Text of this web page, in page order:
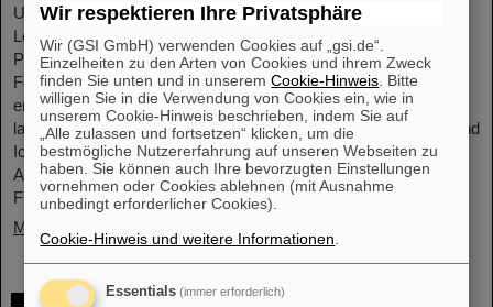
Unter Führung von Professorin María Eugenia Toimil-Molares,
Leiterin der Abteilung Materialforschung von GSI/FAIR und
Professorin an der Technischen Universität Darmstadt, hat ein
Forschungsteam neuartige Oberflächen aus Goldnanodrähten
entwickelt, deren Benetzungsverhalten sich gezielt steuern
lassen. Diese Materialien, hergestellt durch Elektrodeposition und
Ionenspur-Nanotechnologie, eröffnen neue Perspektiven für
Anwendungen in mikrofluidischen Geräten, im
Flüssigkeitstransport und in der…
Mehr »
Von der Raumstation ins Forschungslabor:
Wir respektieren Ihre Privatsphäre
Wir (GSI GmbH) verwenden Cookies auf „gsi.de“.
Einzelheiten zu den Arten von Cookies und ihrem Zweck
finden Sie unten und in unseremCookie-Hinweis . Bitte
willigen Sie in die Verwendung von Cookies ein, wie in
unserem Cookie-Hinweis beschrieben, indem Sie auf
„Alle zulassen und fortsetzen“ klicken, um die
bestmögliche Nutzererfahrung auf unseren Webseiten zu
haben. Sie können auch Ihre bevorzugten Einstellungen
vornehmen oder Cookies ablehnen (mit Ausnahme
unbedingt erforderlicher Cookies).
Cookie-Hinweis und weitere Informationen
Essentials (immer erforderlich)